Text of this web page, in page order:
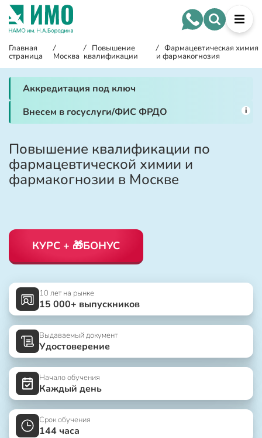
Главная
страница
/
Москва
/ Повышение
квалификации
/ Фармацевтическая химия
и фармакогнозия
Аккредитация под ключ
Внесем в госуслуги/ФИС ФРДО
i
Повышение квалификации по
фармацевтической химии и
фармакогнозии в Москве
КУРС + 🎁БОНУС
10 лет на рынке
15 000+ выпускников
Выдаваемый документ
Удостоверение
Начало обучения
Каждый день
Срок обучения
144 часа